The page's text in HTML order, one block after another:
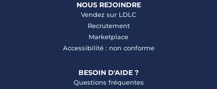
NOUS REJOINDRE
Vendez sur LDLC
Recrutement
Marketplace
Accessibilité : non conforme
BESOIN D'AIDE ?
Questions fréquentes